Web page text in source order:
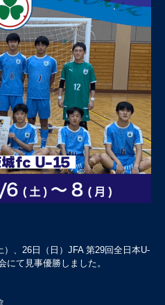
、26日（日）JFA 第29回全日本U-
にて見事優勝しました。